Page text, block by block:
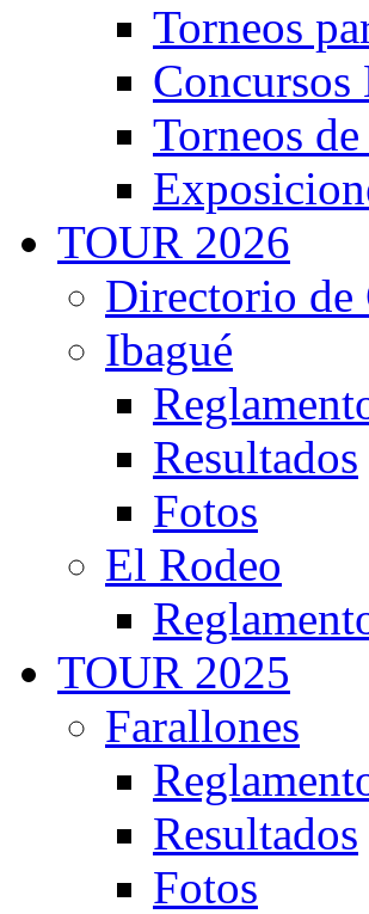
Torneos
Concursos
Torneos
TOUR 2026
Directorio de
Ibagué
Resultados
Fotos
El Rodeo
TOUR 2025
Farallones
Resultados
Fotos